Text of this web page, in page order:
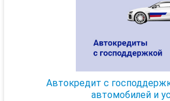
Автокредит с
автомобилей и